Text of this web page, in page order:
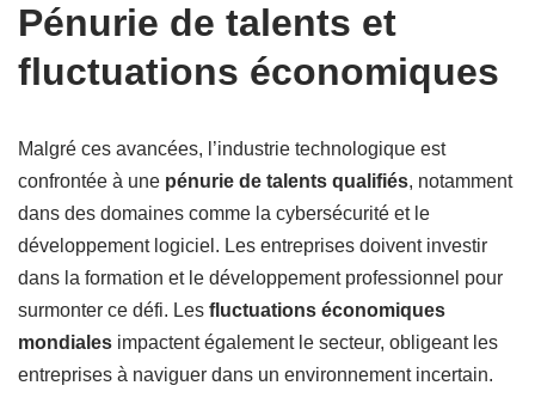
Pénurie de talents et
fluctuations économiques
Malgré ces avancées, l’industrie technologique est
confrontée à une pénurie de talents qualifiés, notamment
dans des domaines comme la cybersécurité et le
développement logiciel. Les entreprises doivent investir
dans la formation et le développement professionnel pour
surmonter ce défi. Les fluctuations économiques
mondiales impactent également le secteur, obligeant les
entreprises à naviguer dans un environnement incertain.